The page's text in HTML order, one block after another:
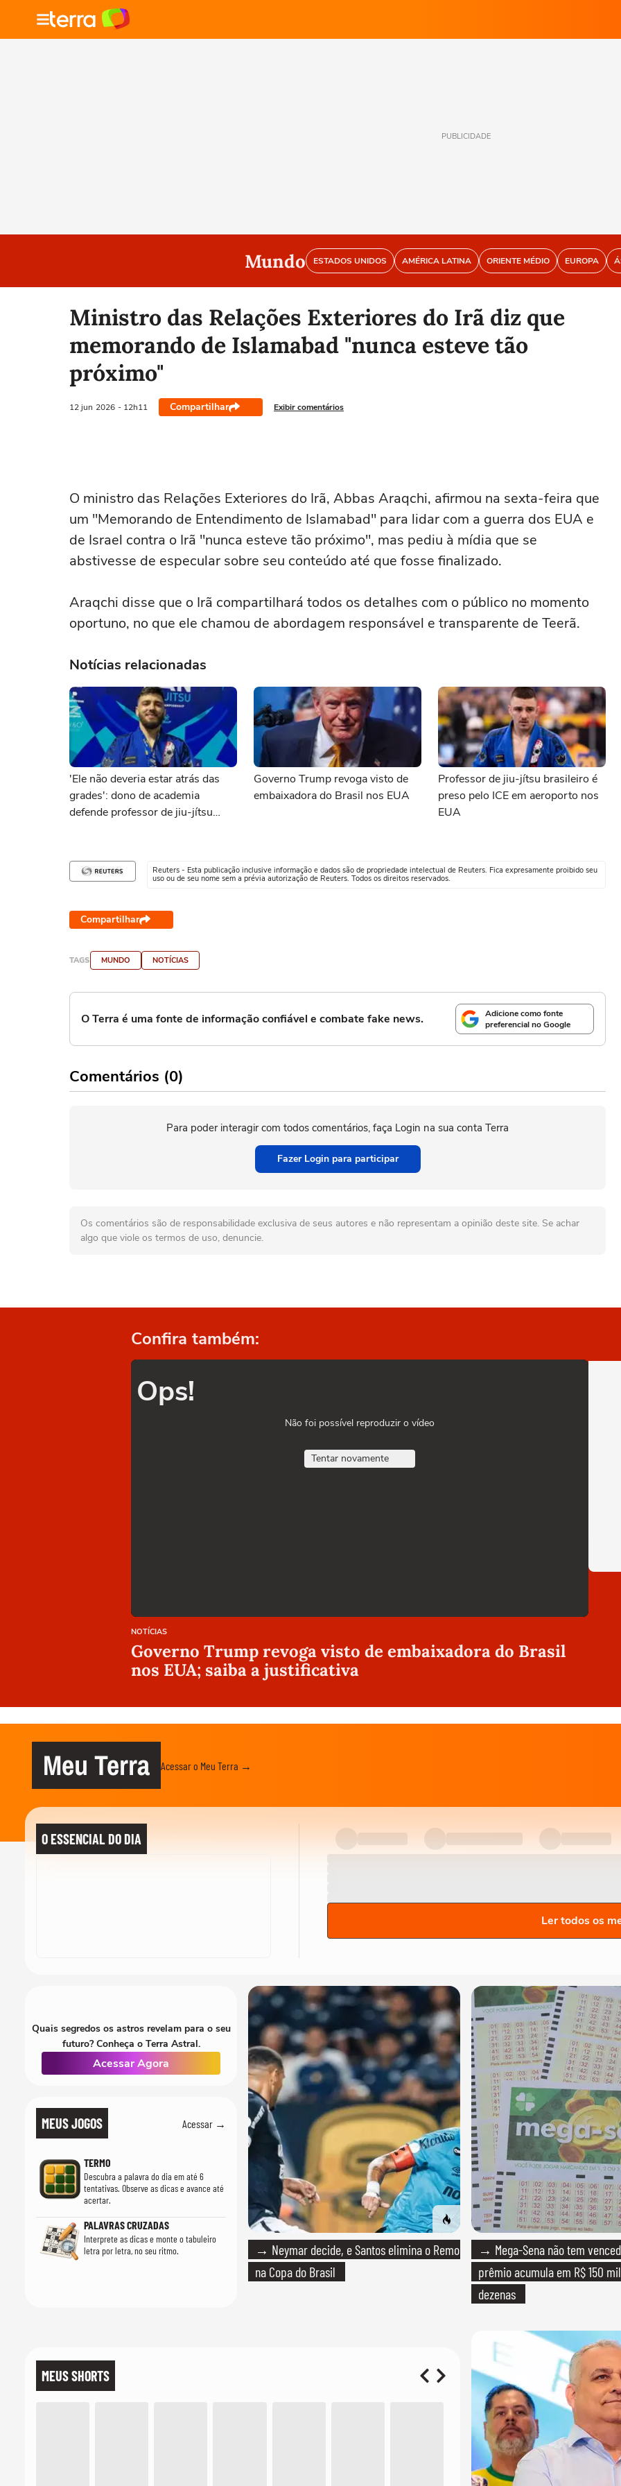
PUBLICIDADE
Mundo ESTADOS UNIDOS AMÉRICA LATINA ORIENTE MÉDIO EUROPA
Ministro das Relações Exteriores do Irã diz que
memorando de Islamabad "nunca esteve tão
próximo"
12 jun 2026 - 12h11 Compartilhar Exibir comentários
‌O ministro das Relações Exteriores do Irã, Abbas Araqchi, afirmou na ⁠sexta-feira que
‌um "Memorando de Entendimento de ‌Islamabad" para ‌lidar com ⁠a guerra dos EUA e
de Israel contra o Irã "nunca ‌esteve tão ‌próximo", mas ⁠pediu ⁠à mídia ⁠que se
‌abstivesse ‌de especular sobre seu conteúdo até que ⁠fosse finalizado.
Araqchi disse que o Irã compartilhará ‌todos os detalhes com o ⁠público no momento
oportuno, no que ele chamou de abordagem responsável e transparente de Teerã.
Notícias relacionadas
'Ele não deveria estar atrás das
grades': dono de academia
defende professor de jiu-jítsu
Governo Trump revoga visto de
embaixadora do Brasil nos EUA
Professor de jiu-jítsu brasileiro é
preso pelo ICE em aeroporto nos
EUA
Reuters - Esta publicação inclusive informação e dados são de propriedade intelectual de Reuters. Fica expresamente proibido seu
uso ou de seu nome sem a prévia autorização de Reuters. Todos os direitos reservados.
Compartilhar
TAGS MUNDO NOTÍCIAS
O Terra é uma fonte de informação confiável e combate fake news.
Adicione como fonte
preferencial no Google
Comentários (0)
Para poder interagir com todos comentários, faça Login na sua conta Terra
Fazer Login para participar
Os comentários são de responsabilidade exclusiva de seus autores e não representam a opinião deste site. Se achar
algo que viole os termos de uso, denuncie.
Confira também:
Ops!
Não foi possível reproduzir o vídeo
Tentar novamente
NOTÍCIAS
Governo Trump revoga visto de embaixadora do Brasil
nos EUA; saiba a justificativa
Meu Terra Acessar o Meu Terra →
O ESSENCIAL DO DIA
Ler todos os
MEUS JOGOS Acessar →
TERMO
Descubra a palavra do dia em até 6
tentativas. Observe as dicas e avance até
acertar.
PALAVRAS CRUZADAS
Interprete as dicas e monte o tabuleiro
letra por letra, no seu ritmo.
→ Neymar decide, e Santos elimina o Remo
na Copa do Brasil
→ Mega-Sena não tem
prêmio acumula em R$ 150
dezenas
MEUS SHORTS
Quais segredos os astros revelam para o seu
futuro? Conheça o Terra Astral.
Acessar Agora